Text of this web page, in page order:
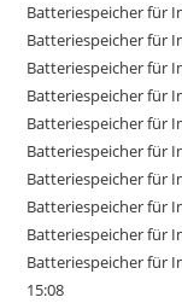
Batteriespeicher für
Batteriespeicher für
Batteriespeicher für
Batteriespeicher für
Batteriespeicher für
Batteriespeicher für
Batteriespeicher für
Batteriespeicher für
Batteriespeicher für
Batteriespeicher für
15:08